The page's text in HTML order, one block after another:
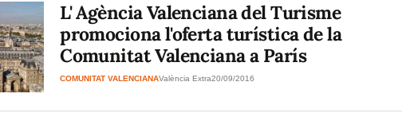
L' Agència Valenciana del Turisme
promociona l'oferta turística de la
Comunitat Valenciana a París
COMUNITAT VALENCIANAValència Extra20/09/2016